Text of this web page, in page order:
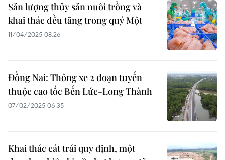
Sản lượng thủy sản nuôi trồng và
khai thác đều tăng trong quý Một
11/04/2025 08:26
Đồng Nai: Thông xe 2 đoạn tuyến
thuộc cao tốc Bến Lức-Long Thành
07/02/2025 06:35
Khai thác cát trái quy định, một